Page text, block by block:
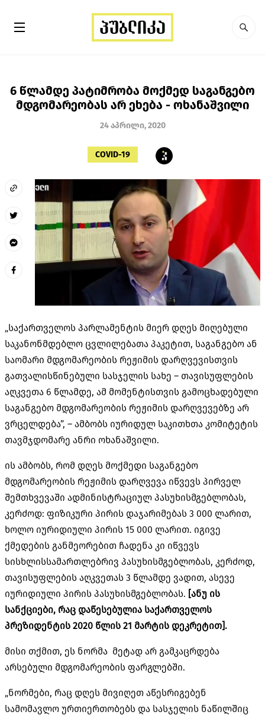
6 წლამდე პატიმრობა მოქმედ საგანგებო
მდგომარეობას არ ეხება - ოხანაშვილი
24 აპრილი, 2020
COVID-19
„საქართველოს პარლამენტის მიერ დღეს მიღებული
საკანონმდებლო ცვლილებათა პაკეტით, საგანგებო ან
საომარი მდგომარეობის რეჟიმის დარღვევისთვის
გათვალისწინებული სასჯელის სახე – თავისუფლების
აღკვეთა 6 წლამდე, ამ მომენტისთვის გამოცხადებული
საგანგებო მდგომარეობის რეჟიმის დარღვევებზე არ
ვრცელდება”, – ამბობს იურიდულ საკითხთა კომიტეტის
თავმჯდომარე ანრი ოხანაშვილი.
ის ამბობს, რომ დღეს მოქმედი საგანგებო
მდგომარეობის რეჟიმის დარღვევა იწვევს პირველ
შემთხვევაში ადმინისტრაციულ პასუხისმგებლობას,
კერძოდ: ფიზიკური პირის დაჯარიმებას 3 000 ლარით,
ხოლო იურიდიული პირის 15 000 ლარით. იგივე
ქმედების განმეორებით ჩადენა კი იწვევს
სისხლისსამართლებრივ პასუხისმგებლობას, კერძოდ,
თავისუფლების აღკვეთას 3 წლამდე ვადით, ასევე
იურიდიული პირის პასუხისმგებლობას. [ანუ ის
სანქციები, რაც დაწესებულია საქართველოს
პრეზიდენტის 2020 წლის 21 მარტის დეკრეტით].
მისი თქმით, ეს ნორმა მეტად არ გამკაცრდება
არსებული მდგომარეობის ფარგლებში.
„ნორმები, რაც დღეს მივიღეთ აწესრიგებენ
სამომავლო ურთიერთობებს და სასჯელის ნაწილშიც